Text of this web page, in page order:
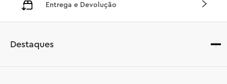
Entrega e Devolução
Destaques